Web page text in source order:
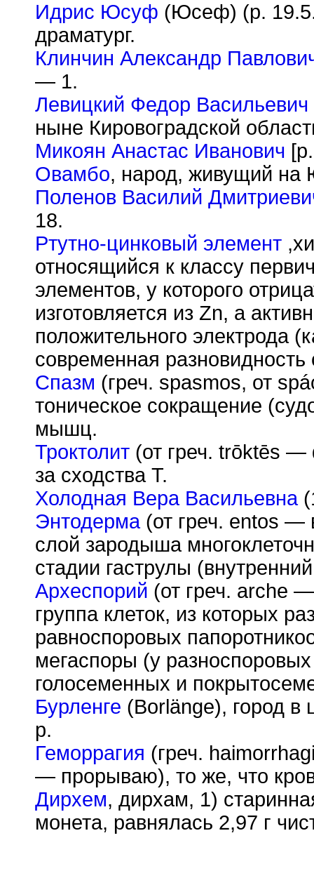
Идрис Юсуф (Юсеф) (р.
драматург.
Клинчин Александр
— 1.
Левицкий Федор Васильевич
ныне Кировоградской
Микоян Анастас Иванович
Овамбо, народ, живущий на
Поленов Василий
18.
Ртутно-цинковый элемент
относящийся к классу
элементов, у которого
изготовляется из Zn, а
положительного электрода
современная разновидность
Спазм (греч. spasmos, от spá
тоническое сокращение
мышц.
Троктолит (от греч. trōktēs —
за сходства Т.
Холодная Вера Васильевна
Энтодерма(от греч. entos —
слой зародыша
стадии гаструлы
Археспорий (от греч. arche
группа клеток, из которых
равноспоровых
мегаспоры (у
голосеменных и
Бурленге (Borlänge), город в
р.
Геморрагия (греч.
— прорываю), то же, что
Дирхем, дирхам, 1)
монета, равнялась 2,97 г